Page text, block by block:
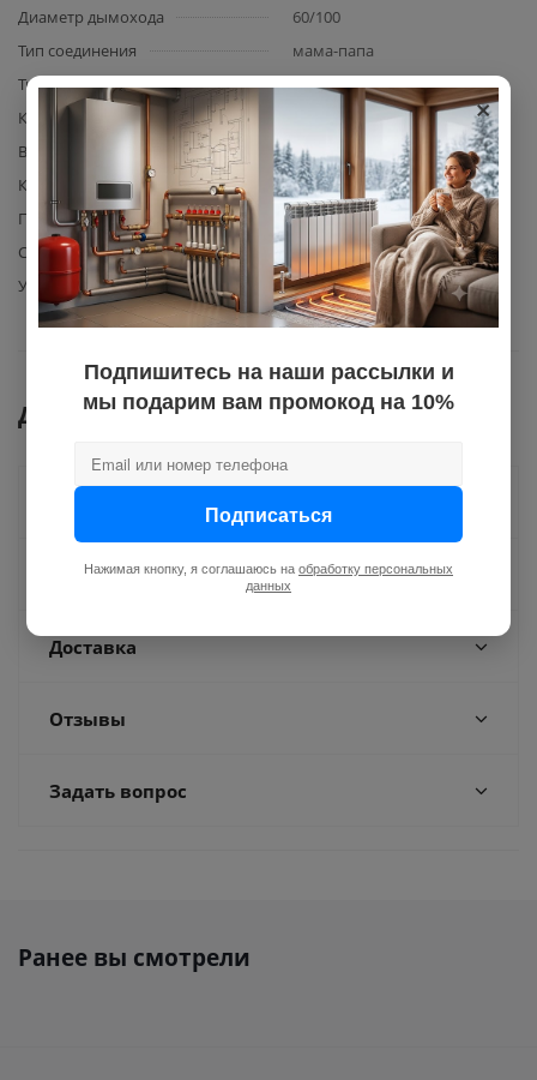
Диаметр дымохода
60/100
Тип соединения
мама-папа
Тип дымохода
коаксиальный
Комплектация
отвод, упаковка
Вид элемента
отвод
Количество в упаковке
30
Подвид фитинга
папа-мама
Срок эксплуатации, лет
10
Угол поворота
45
Документы
Оплата
Доставка
Отзывы
Задать вопрос
Ранее вы смотрели
×
Подпишитесь на наши рассылки и
мы подарим вам промокод на 10%
Подписаться
Нажимая кнопку, я соглашаюсь на обработку персональных
данных